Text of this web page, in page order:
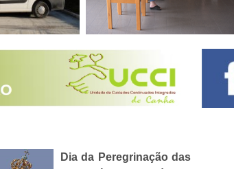
Dia da Peregrinação das